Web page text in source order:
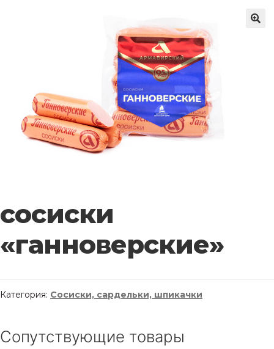
сосиски
«ганноверские»
Категория: Сосиски, сардельки, шпикачки
Сопутствующие товары